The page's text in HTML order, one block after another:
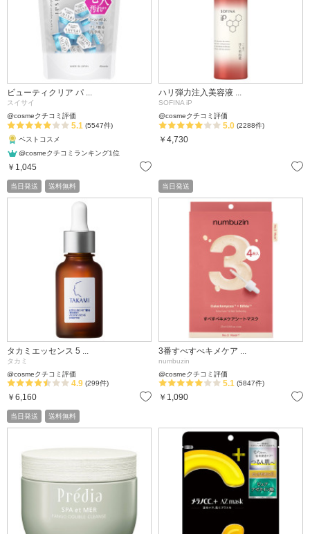
ビューティクリア パ ...
スイサイ
@cosmeクチコミ評価
5.1 (5547件)
ベストコスメ
@cosmeクチコミランキング1位
￥1,045
ハリ弾力注入美容液 ...
SOFINA iP
@cosmeクチコミ評価
5.0 (2288件)
￥4,730
当日発送 送料無料
タカミエッセンス 5 ...
タカミ
@cosmeクチコミ評価
4.9 (299件)
￥6,160 お気に入り
当日発送
3番すべすべキメケア ...
numbuzin
@cosmeクチコミ評価
5.1 (5847件)
￥1,090
当日発送 送料無料